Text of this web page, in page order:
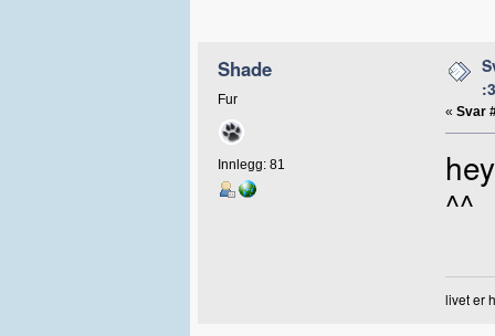
Shade
Fur
Innlegg: 81
:3
« Svar
^^
livet er